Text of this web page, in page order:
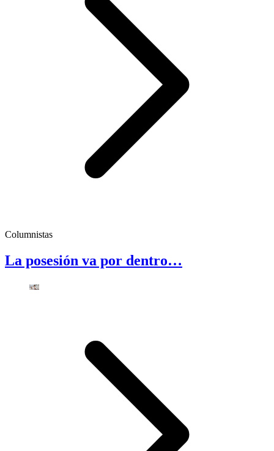
Columnistas
La posesión va por dentro…